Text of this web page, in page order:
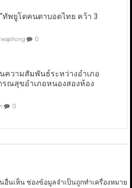
ทัพยูโดคนตาบอดไทย คว้า 3
0
ความสัมพันธ์ระหว่างอำเภอ
ณสุขอำเภอหนองสองห้อง
0
อื่นเห็น ช่องข้อมูลจำเป็นถูกทำเครื่องหมาย